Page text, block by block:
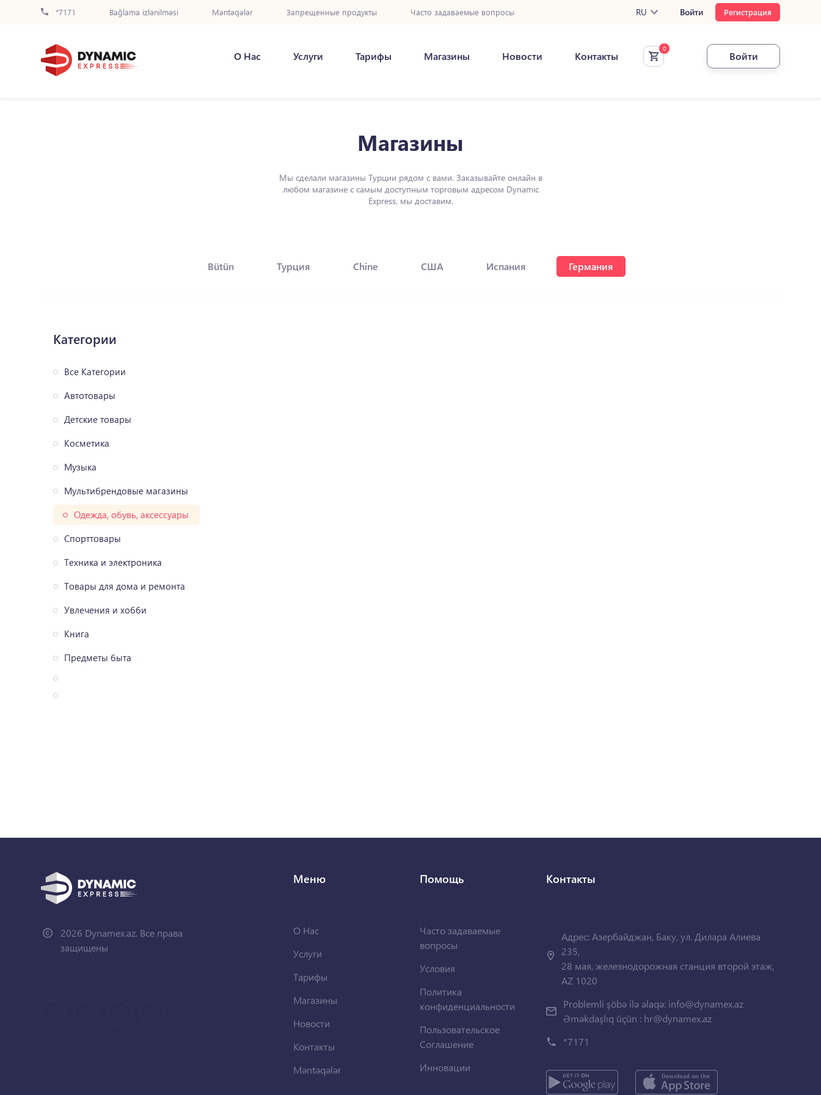
*7171 Bağlama izlənilməsi Məntəqələr Запрещенные продукты Часто задаваемые вопросы RU Войти Регистрация
О Нас Услуги Тарифы Магазины Новости Контакты Войти
Магазины
Мы сделали магазины Турции рядом с вами. Заказывайте онлайн в
любом магазине с самым доступным торговым адресом Dynamic
Express, мы доставим.
Bütün Турция Chine США Испания Германия
Категории
Все Категории
Автотовары
Детские товары
Косметика
Музыка
Мультибрендовые магазины
Одежда, обувь, аксессуары
Спорттовары
Техника и электроника
Товары для дома и ремонта
Увлечения и хобби
Книга
Предметы быта
2026 Dynamex.az. Все права
защищены
Меню
О Нас
Услуги
Тарифы
Магазины
Новости
Контакты
Məntəqələr
Помощь
Часто задаваемые
вопросы
Условия
Политика
конфиденциальности
Пользовательское
Соглашение
Инновации
Контакты
Адрес: Азербайджан, Баку, ул. Дилара Алиева
235,
28 мая, железнодорожная станция второй этаж,
AZ 1020
Problemli şöbə ilə əlaqə: info@dynamex.az
Əməkdaşlıq üçün : hr@dynamex.az
*7171